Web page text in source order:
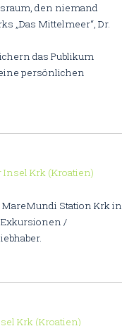
den niemand
„Das Mittelmeer“, Dr.
das Publikum
persönlichen
Krk (Kroatien)
Station Krk in
/
Krk (Kroatien)